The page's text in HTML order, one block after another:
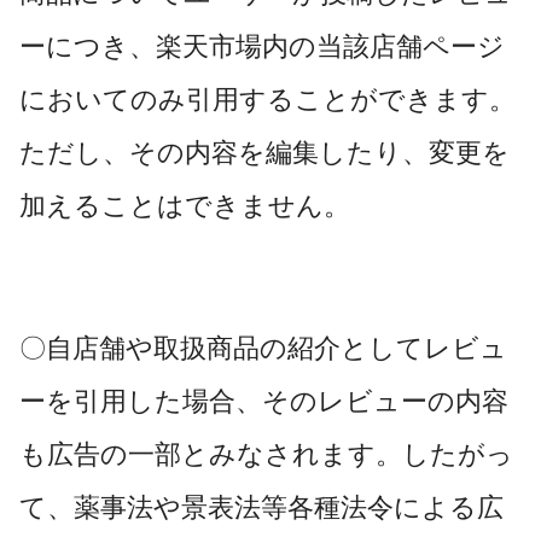
ーにつき、楽天市場内の当該店舗ページ
においてのみ引用することができます。
ただし、その内容を編集したり、変更を
加えることはできません。
〇自店舗や取扱商品の紹介としてレビュ
ーを引用した場合、そのレビューの内容
も広告の一部とみなされます。したがっ
て、薬事法や景表法等各種法令による広